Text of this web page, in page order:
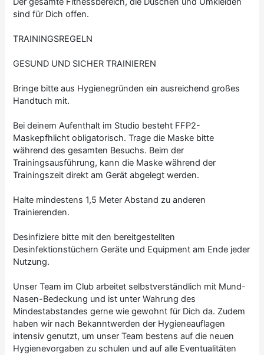
sind für Dich offen.
TRAININGSREGELN
GESUND UND SICHER TRAINIEREN
Bringe bitte aus Hygienegründen ein ausreichend großes
Handtuch mit.
Bei deinem Aufenthalt im Studio besteht FFP2-
Maskepfhlicht obligatorisch. Trage die Maske bitte
während des gesamten Besuchs. Beim der
Trainingsausführung, kann die Maske während der
Trainingszeit direkt am Gerät abgelegt werden.
Halte mindestens 1,5 Meter Abstand zu anderen
Trainierenden.
Desinfiziere bitte mit den bereitgestellten
Desinfektionstüchern Geräte und Equipment am Ende jeder
Nutzung.
Unser Team im Club arbeitet selbstverständlich mit Mund-
Nasen-Bedeckung und ist unter Wahrung des
Mindestabstandes gerne wie gewohnt für Dich da. Zudem
haben wir nach Bekanntwerden der Hygieneauflagen
intensiv genutzt, um unser Team bestens auf die neuen
Hygienevorgaben zu schulen und auf alle Eventualitäten